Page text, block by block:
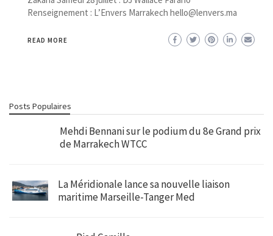
Renseignement : L’Envers Marrakech hello@lenvers.ma
READ MORE
Posts Populaires
Mehdi Bennani sur le podium du 8e Grand prix
de Marrakech WTCC
La Méridionale lance sa nouvelle liaison
maritime Marseille-Tanger Med